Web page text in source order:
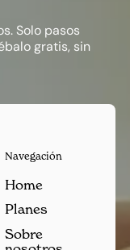
Solo pasos
gratis, sin
Navegación
Home
Planes
Sobre